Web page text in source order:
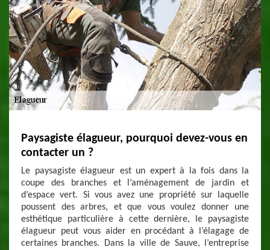
Paysagiste élagueur, pourquoi devez-vous en
contacter un ?
Le paysagiste élagueur est un expert à la fois dans la
coupe des branches et l’aménagement de jardin et
d’espace vert. Si vous avez une propriété sur laquelle
poussent des arbres, et que vous voulez donner une
esthétique particulière à cette dernière, le paysagiste
élagueur peut vous aider en procédant à l’élagage de
certaines branches. Dans la ville de Sauve, l’entreprise